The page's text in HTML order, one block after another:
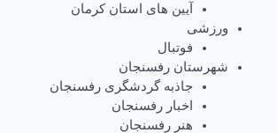
آیین های استان کرمان
ورزشی
فوتبال
شهرستان رفسنجان
جاذبه گردشگری رفسنجان
اخبار رفسنجان
هنر رفسنجان